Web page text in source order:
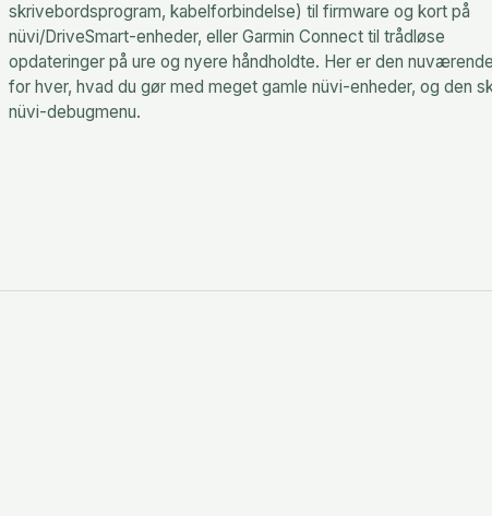
skrivebordsprogram, kabelforbindelse) til firmware og kort på
nüvi/DriveSmart-enheder, eller Garmin Connect til trådløse
opdateringer på ure og nyere håndholdte. Her er den
for hver, hvad du gør med meget gamle nüvi-enheder, og den
nüvi-debugmenu.